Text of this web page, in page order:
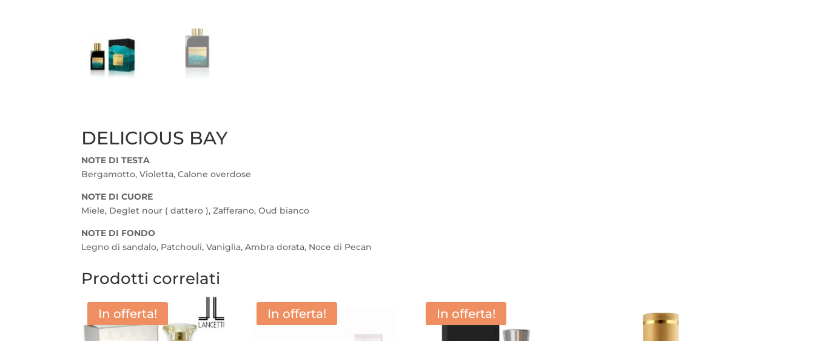
DELICIOUS BAY
NOTE DI TESTA
Bergamotto, Violetta, Calone overdose
NOTE DI CUORE
Miele, Deglet nour ( dattero ), Zafferano, Oud bianco
NOTE DI FONDO
Legno di sandalo, Patchouli, Vaniglia, Ambra dorata, Noce di Pecan
Prodotti correlati
In offerta! In offerta! In offerta!